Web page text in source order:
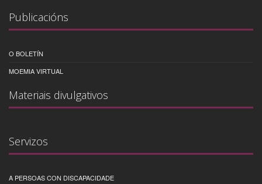
Publicacións
O BOLETÍN
MOEMIA VIRTUAL
Materiais divulgativos
Servizos
A PERSOAS CON DISCAPACIDADE